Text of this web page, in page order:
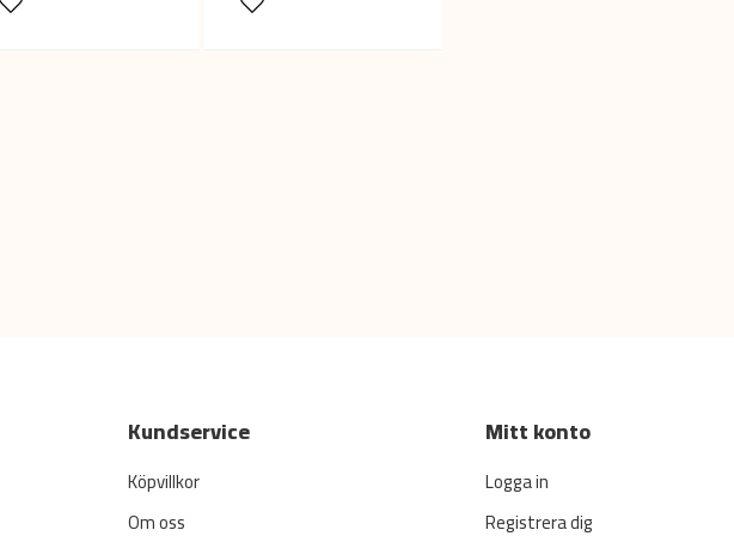
Kundservice
Köpvillkor
Om oss
Mitt konto
Logga in
Registrera dig